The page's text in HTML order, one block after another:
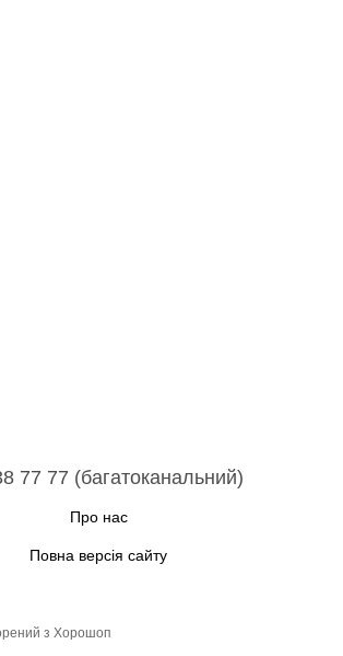
77 77 (багатоканальний)
Про нас
Повна версія сайту
з Хорошоп